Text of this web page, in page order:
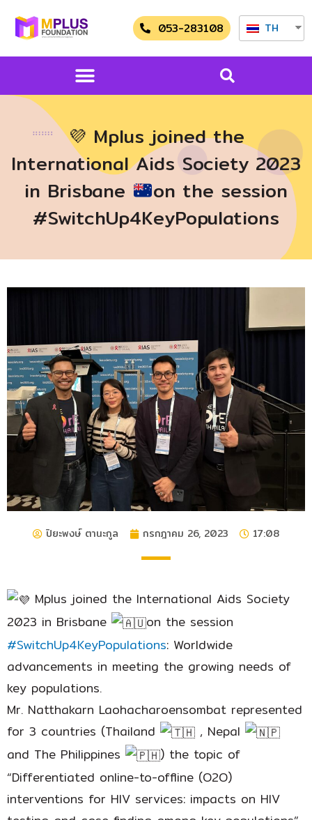
053-283108 TH
💜 Mplus joined the
International Aids Society 2023
in Brisbane
on the session
#SwitchUp4KeyPopulations
ปิยะพงษ์ ตานะกูล กรกฎาคม 26, 2023 17:08
Mplus joined the International Aids Society
2023 in Brisbane
on the session
#SwitchUp4KeyPopulations: Worldwide
advancements in meeting the growing needs of
key populations.
Mr. Natthakarn Laohacharoensombat represented
for 3 countries (Thailand
, Nepal
and The Philippines
) the topic of
“Differentiated online-to-offline (O2O)
interventions for HIV services: impacts on HIV